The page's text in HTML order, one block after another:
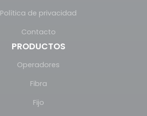
Política de privacidad
Contacto
PRODUCTOS
Operadores
Fibra
Fijo